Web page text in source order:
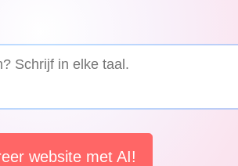
website met AI!